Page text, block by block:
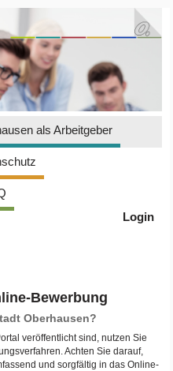
als Arbeitgeber
Login
Bewerbung
Oberhausen?
veröffentlicht sind, nutzen Sie
Achten Sie darauf,
und sorgfältig in das Online-